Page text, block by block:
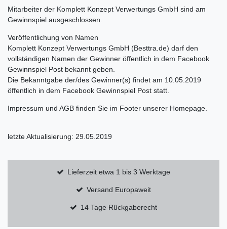
Mitarbeiter der Komplett Konzept Verwertungs GmbH sind am
Gewinnspiel ausgeschlossen.
Veröffentlichung von Namen
Komplett Konzept Verwertungs GmbH (Besttra.de) darf den
vollständigen Namen der Gewinner öffentlich in dem Facebook
Gewinnspiel Post bekannt geben.
Die Bekanntgabe der/des Gewinner(s) findet am 10.05.2019
öffentlich in dem Facebook Gewinnspiel Post statt.
Impressum und AGB finden Sie im Footer unserer Homepage.
letzte Aktualisierung: 29.05.2019
Lieferzeit etwa 1 bis 3 Werktage
Versand Europaweit
14 Tage Rückgaberecht